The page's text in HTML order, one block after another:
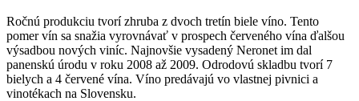
Ročnú produkciu tvorí zhruba z dvoch tretín biele víno. Tento
pomer vín sa snažia vyrovnávať v prospech červeného vína ďalšou
výsadbou nových viníc. Najnovšie vysadený Neronet im dal
panenskú úrodu v roku 2008 až 2009. Odrodovú skladbu tvorí 7
bielych a 4 červené vína. Víno predávajú vo vlastnej pivnici a
vinotékach na Slovensku.